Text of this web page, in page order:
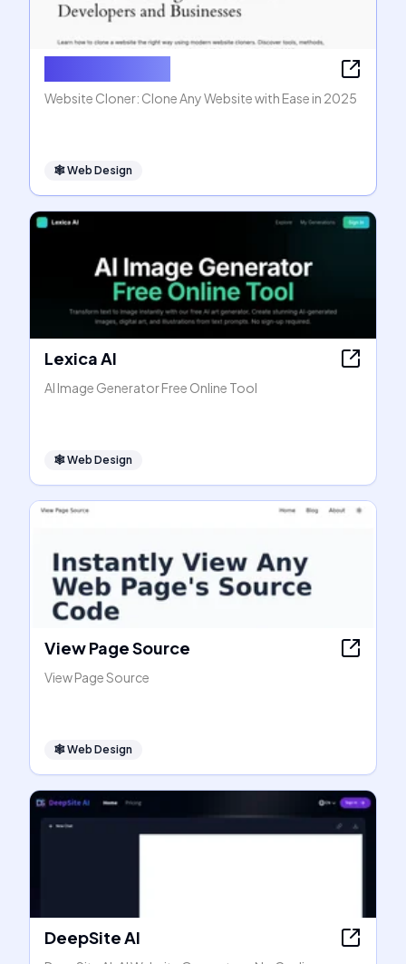
Website Cloner: Clone Any Website with Ease in 2025
🕸Web Design
Lexica AI
AI Image Generator Free Online Tool
🕸Web Design
View Page Source
View Page Source
🕸Web Design
DeepSite AI